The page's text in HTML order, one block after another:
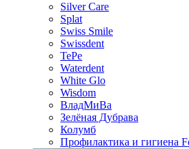
Silver Care
Splat
Swiss Smile
Swissdent
TePe
Waterdent
White Glo
Wisdom
ВладМиВа
Зелёная Дубрава
Колумб
Профилактика и гигиена